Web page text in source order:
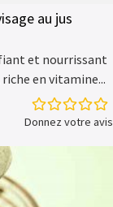
au jus
et nourrissant
en vitamine...
Donnez votre avis